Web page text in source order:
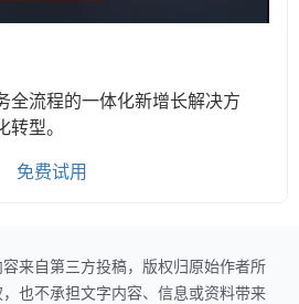
全流程的一体化新增长解决方
型。
免费试用
来自第三方投稿，版权归原始作者所
也不承担文字内容、信息或资料带来